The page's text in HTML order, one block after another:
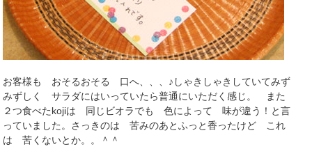
お客様も おそるおそる 口へ、、、♪しゃきしゃきしていてみず
みずしく サラダにはいっていたら普通にいただく感じ。 また
２つ食べたkojiは 同じビオラでも 色によって 味が違う！と言
っていました。さっきのは 苦みのあとふっと香ったけど これ
は 苦くないとか。。＾＾